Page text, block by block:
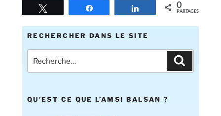
Partagez 0
PARTAGES
RECHERCHER DANS LE SITE
QU’EST CE QUE L’AMSI BALSAN ?